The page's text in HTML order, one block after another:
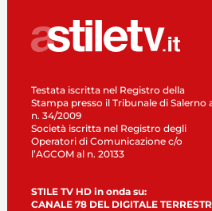
Testata iscritta nel Registro della
Stampa presso il Tribunale di Salerno
n. 34/2009
Società iscritta nel Registro degli
Operatori di Comunicazione c/o
l’AGCOM al n. 20133
STILE TV HD in onda su:
CANALE 78 DEL DIGITALE